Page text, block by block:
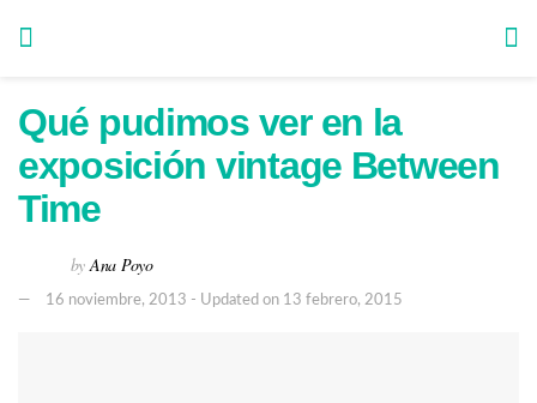
Qué pudimos ver en la
exposición vintage Between
Time
by Ana Poyo
16 noviembre, 2013 - Updated on 13 febrero, 2015